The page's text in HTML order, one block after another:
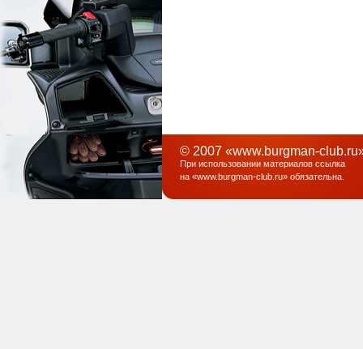
© 2007 «www.burgman-
При использовании материалов ссылка
на «www.burgman-club.ru» обязательна